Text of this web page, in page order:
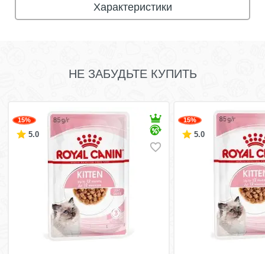
Характеристики
НЕ ЗАБУДЬТЕ КУПИТЬ
15%
5.0
15%
5.0